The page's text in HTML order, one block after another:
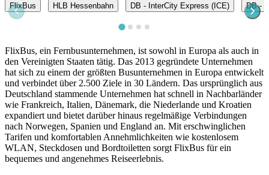
FlixBus HLB Hessenbahn DB - InterCity Express (ICE) DB -
FlixBus, ein Fernbusunternehmen, ist sowohl in Europa als auch in
den Vereinigten Staaten tätig. Das 2013 gegründete Unternehmen
hat sich zu einem der größten Busunternehmen in Europa entwickelt
und verbindet über 2.500 Ziele in 30 Ländern. Das ursprünglich aus
Deutschland stammende Unternehmen hat schnell in Nachbarländer
wie Frankreich, Italien, Dänemark, die Niederlande und Kroatien
expandiert und bietet darüber hinaus regelmäßige Verbindungen
nach Norwegen, Spanien und England an. Mit erschwinglichen
Tarifen und komfortablen Annehmlichkeiten wie kostenlosem
WLAN, Steckdosen und Bordtoiletten sorgt FlixBus für ein
bequemes und angenehmes Reiseerlebnis.